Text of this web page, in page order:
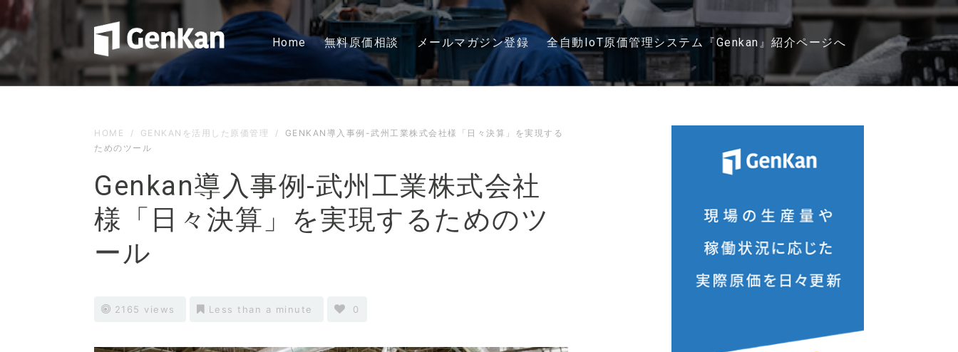
Home 無料原価相談 メールマガジン登録 全自動IoT原価管理システム『Genkan』紹介ページへ
HOME / GENKANを活用した原価管理 /
GENKAN導入事例-武州工業株式会社様「日々決算」を実現する
ためのツール
Genkan導入事例-武州工業株式会社
様「日々決算」を実現するためのツ
ール
2165 views Less than a minute 0